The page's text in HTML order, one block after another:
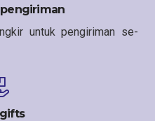
untuk pengiriman se-